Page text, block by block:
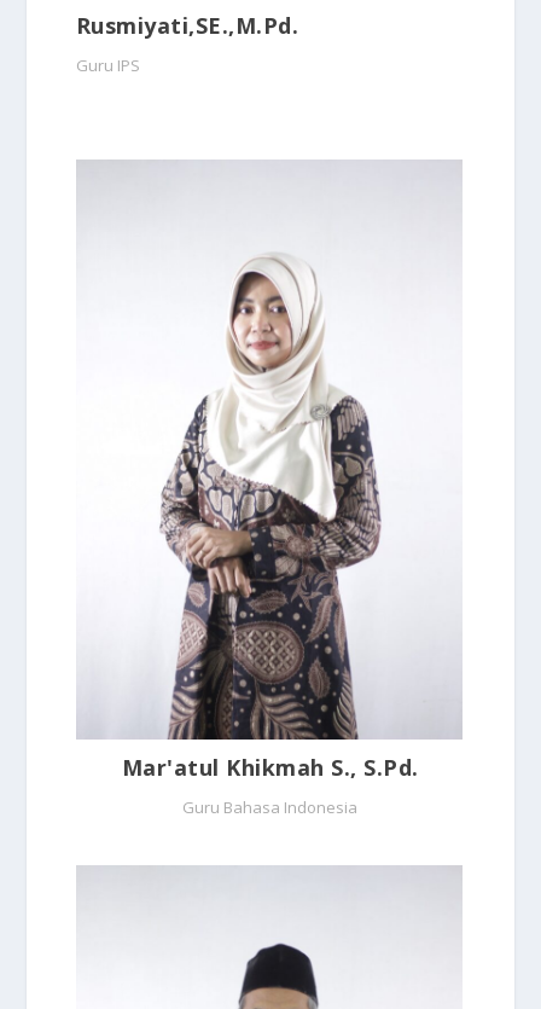
Rusmiyati,SE.,M.Pd.
Guru IPS
Mar'atul Khikmah S., S.Pd.
Guru Bahasa Indonesia